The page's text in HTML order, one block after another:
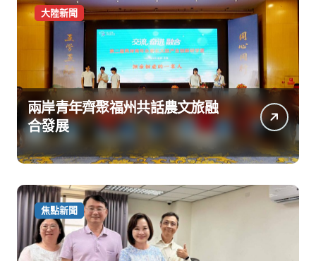
大陸新聞
兩岸青年齊聚福州共話農文旅融
合發展
焦點新聞